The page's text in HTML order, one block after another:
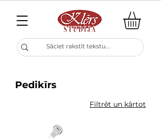
Pedikīrs
Filtrēt un kārtot